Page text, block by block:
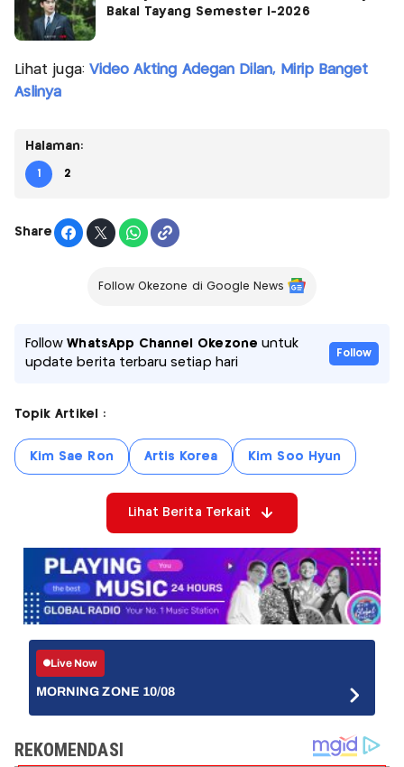
Bakal Tayang Semester I-2026
Lihat juga: Video Akting Adegan Dilan, Mirip Banget
Aslinya
Halaman:
1 2
Share
Follow Okezone di Google News
FollowWhatsApp Channel Okezone untuk
update berita terbaru setiap hari
Follow
Topik Artikel :
Kim Sae Ron Artis Korea Kim Soo Hyun
Lihat Berita Terkait
Live Now
MORNING ZONE 10/08